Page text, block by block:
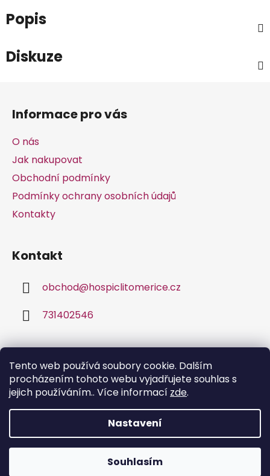
Tento web používá soubory cookie. Dalším
procházením tohoto webu vyjadřujete souhlas s
jejich používáním.. Více informací zde.
Nastavení
Souhlasím
Popis
Diskuze
Informace pro vás
O nás
Jak nakupovat
Obchodní podmínky
Podmínky ochrany osobních údajů
Kontakty
Kontakt
obchod@hospiclitomerice.cz
731402546
Facebook
Vytvořil Shoptet
Copyright 2026Bona Fide. Všechna práva